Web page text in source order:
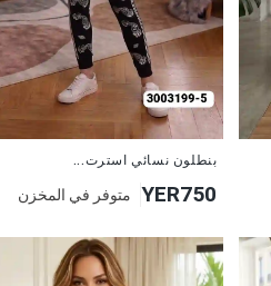
بنطلون نسائي استرت...
YER750 متوفر في المخزن